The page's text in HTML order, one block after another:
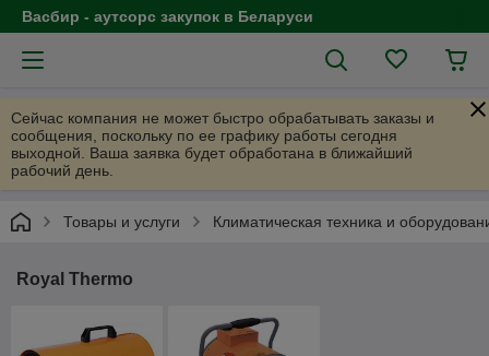
Васбир - аутсорс закупок в Беларуси
Сейчас компания не может быстро обрабатывать заказы и
сообщения, поскольку по ее графику работы сегодня
выходной. Ваша заявка будет обработана в ближайший
рабочий день.
Товары и услуги Климатическая техника и
Royal Thermo